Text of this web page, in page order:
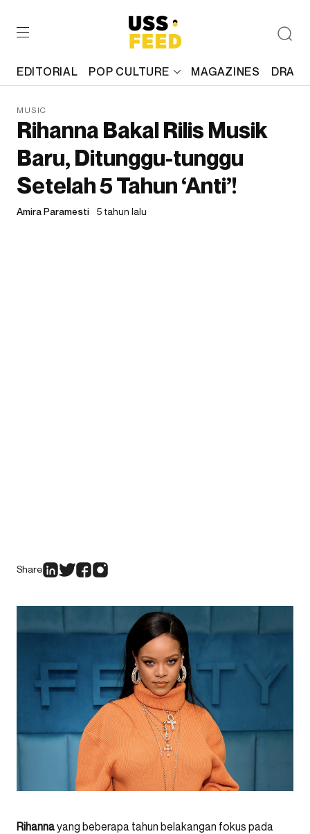
EDITORIAL POP CULTURE MAGAZINES
MUSIC
Rihanna Bakal Rilis Musik
Baru, Ditunggu-tunggu
Setelah 5 Tahun ‘Anti’!
Amira Paramesti 5 tahun lalu
Share
Rihannayang beberapa tahun belakangan fokus pada